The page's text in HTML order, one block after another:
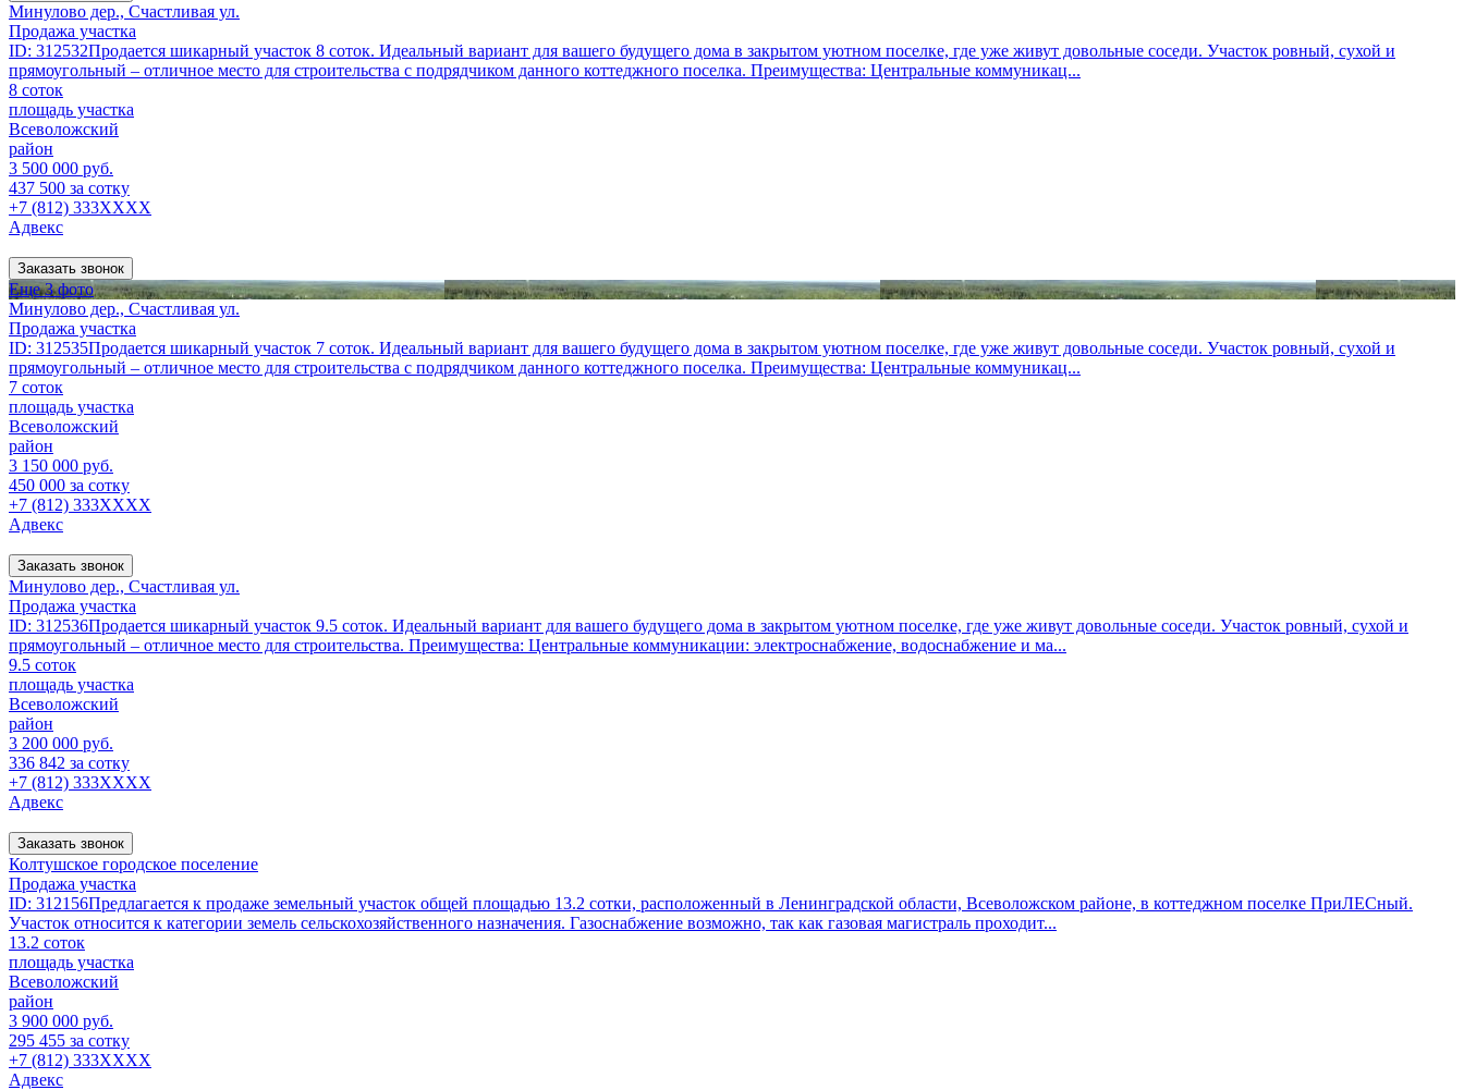
Минулово дер., Счастливая ул.
Продажа участка
ID: 312532Продается шикарный участок 8 соток. Идеальный вариант для вашего будущего дома в закрытом уютном поселке, где уже живут довольные соседи. Участок ровный, сухой и
прямоугольный – отличное место для строительства с подрядчиком данного коттеджного поселка. Преимущества: Центральные коммуникац...
8 соток
площадь участка
Всеволожский
район
3 500 000 руб.
437 500 за сотку
+7 (812) 333XXXX
Адвекс
Заказать звонок
Еще 3 фото
Минулово дер., Счастливая ул.
Продажа участка
ID: 312535Продается шикарный участок 7 соток. Идеальный вариант для вашего будущего дома в закрытом уютном поселке, где уже живут довольные соседи. Участок ровный, сухой и
прямоугольный – отличное место для строительства с подрядчиком данного коттеджного поселка. Преимущества: Центральные коммуникац...
7 соток
площадь участка
Всеволожский
район
3 150 000 руб.
450 000 за сотку
+7 (812) 333XXXX
Адвекс
Заказать звонок
Минулово дер., Счастливая ул.
Продажа участка
ID: 312536Продается шикарный участок 9.5 соток. Идеальный вариант для вашего будущего дома в закрытом уютном поселке, где уже живут довольные соседи. Участок ровный, сухой и
прямоугольный – отличное место для строительства. Преимущества: Центральные коммуникации: электроснабжение, водоснабжение и ма...
9.5 соток
площадь участка
Всеволожский
район
3 200 000 руб.
336 842 за сотку
+7 (812) 333XXXX
Адвекс
Заказать звонок
Колтушское городское поселение
Продажа участка
ID: 312156Предлагается к продаже земельный участок общей площадью 13.2 сотки, расположенный в Ленинградской области, Всеволожском районе, в коттеджном поселке ПриЛЕСный.
Участок относится к категории земель сельскохозяйственного назначения. Газоснабжение возможно, так как газовая магистраль проходит...
13.2 соток
площадь участка
Всеволожский
район
3 900 000 руб.
295 455 за сотку
+7 (812) 333XXXX
Адвекс